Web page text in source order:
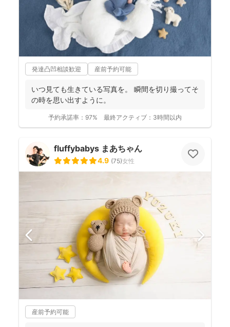
発達凸凹相談歓迎 産前予約可能
いつ見ても生きている写真を。 瞬間を切り撮ってそ
の時を思い出すように。
予約承諾率： 97% 最終アクティブ： 3時間以内
fluffybabys まあちゃん
4.9 (75)女性
産前予約可能